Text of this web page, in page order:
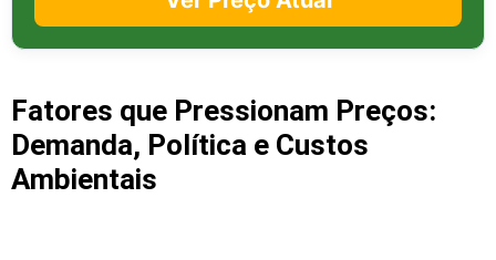
Fatores que Pressionam Preços:
Demanda, Política e Custos
Ambientais